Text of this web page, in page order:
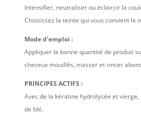
Intensifier, neutraliser ou éclaircir la
Choisissez la teinte qui vous convient le
Mode d'emploi :
Appliquer la bonne quantité de produit
cheveux mouillés, masser et rincer
PRINCIPES ACTIFS :
Avec de la kératine hydrolysée et
de blé.